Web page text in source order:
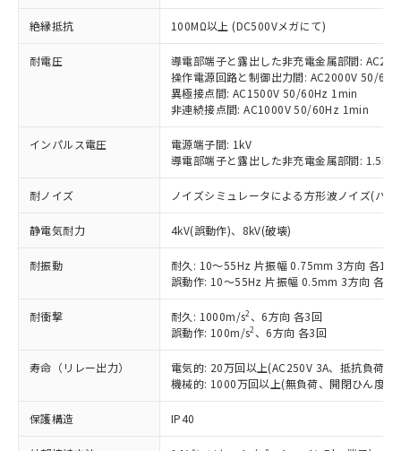
絶縁抵抗 100MΩ以上 (DC500Vメガにて)
耐電圧
導電部端子と露出した非充電金属部間:
操作電源回路と制御出力間: AC2000V 50/
異極接点間: AC1500V 50/60Hz 1min
非連続接点間: AC1000V 50/60Hz 1min
インパルス電圧
電源端子間: 1kV
導電部端子と露出した非充電金属部間: 1.5kV
耐ノイズ ノイズシミュレータによる方形波ノイズ(パ
静電気耐力 4kV(誤動作)、8kV(破壊)
耐振動
耐久: 10～55Hz 片振幅 0.75mm 3方向 各1h
誤動作: 10～55Hz 片振幅 0.5mm 3方向 各
耐衝撃 耐久: 1000m/s2 、6方向 各3回
誤動作: 100m/s2 、6方向 各3回
寿命（リレー出力）
電気的: 20万回以上(AC250V 3A、抵抗負荷
機械的: 1000万回以上(無負荷、開閉ひん度
保護構造 IP40
ご利用条件
以下の条件をお読みいただき、同意のうえ
ご利用ください。
本サービスは、当社制御機器事業取扱
商品の当社在庫状況および標準価格
(税抜)を提供させていただくもので
本サービスの対象外となる商品もある
ことをご了承ください。
在庫状況および標準価格照会結果は、
記載している更新日時点での社内デー
タに基づき作成されるものであり、閲
覧された時点での実際の在庫および標
準価格とは異なる場合があることをご
了承ください。
正式な納期状況および標準価格はお客
様のお取引先、またはお客様担当のオ
ムロン制御機器販売店・当社販売員に
ご相談ください。
対応予定：EU RoHS指令（10物質）の非含
有に対応した製品に切り替える予定のある
対応予定なし：EU RoHS指令（10物質）の
非含有に非対応の商品で、対応品を出す予
定はありません。
調査・確認中：EU RoHS指令（10物質）の
非含有の対応状況を調査中または確認中の
非該当品：ライセンス料など無形物で、有
害物質有無と関係のない商品です。
仕入先様の事情により、非含有部品として
いたものが、含有品と判明した場合などや
ミウム(Cd) 100ppm以下、
六価クロム(Cr(Ⅵ)) 1000ppm以下、ポリ臭化ビフェニル
(PBDE) 1000ppm以下、フタル酸ビス(2-エチルヘキシ
ル) (DEHP)(別名：DOP) 1000ppm以下、フタル酸ブチ
ルベンジル（BBP） 1000ppm以下、フタル酸ジブチル
（DBP） 1000ppm以下、フタル酸ジイソブチル
(DIBP) 1000ppm以下
但し、RoHS指令で産業用監視および制御機器に対する
適用除外項目は除く。
※1 中国RoHS○×表
「○」：最大均質材料含有率が中国RoHSの
基準値以下であることを示します。
「×」：最大均質材料含有率が中国RoHSの
基準値を超えていることを示します。
「－」：未確認です。当社販売部門へお問
い合わせください。
*中国RoHS10物質の基準値 (GB/T26572)：
Pb(鉛) :1000ppm、 Hg(水銀) : 1000ppm、 Cd(カドミウ
Cr(Ⅵ)(六価クロム) : 1000ppm、 PBBs(ポリ臭化ビフェ
ニル類) : 1000ppm、 PBDEs(ポリ臭化ジフェニルエーテ
ル類) : 1000ppm、
DBP(フタル酸ジブチル) : 1000ppm、 DIBP(フタル酸ジ
イソブチル) : 1000ppm、 BBP(フタル酸ブチルベンジ
ル) : 1000ppm、
当社は、これら貴社製品のうち、外国
為替および外国貿易法に定める商品
（以下｢規制貨物等」という）を輸出
または国外への提供する場合は、日本
国政府の輸出許可(または役務取引許
可)を取得するなどの必要な手続きを
とります。
当社は規制貨物を破棄する場合は、完
全に破砕するなど、違法に輸出されな
当社は貴社製品を、核兵器、ミサイ
ル、化学兵器、生物兵器またはその他
○ 一定数以上の在庫あり
一定数には満たないが在庫あり